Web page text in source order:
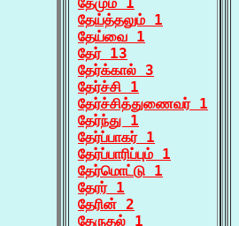
தேய்த்தலும் 1
தேய்வை 1
தேர் 13
தேர்க்கால் 3
தேர்ச்சி 1
தேர்ச்சித்துணைவர் 1
தேர்ந்து 1
தேர்ப்பாகர் 1
தேர்ப்பாரிப்பும் 1
தேர்மொட்டு 1
தேரர் 1
தேரின் 2
தேருதல் 1